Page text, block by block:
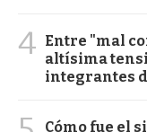
4 Entre "mal
altísima
integrantes
Cómo fue el